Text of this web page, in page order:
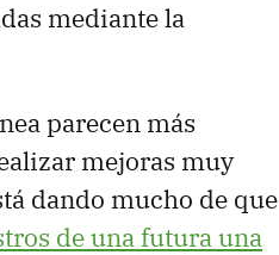
mediante la
parecen más
mejoras muy
dando mucho de que
de una futura una